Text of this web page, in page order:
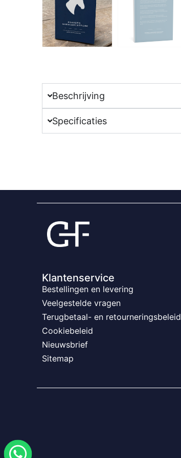
Beschrijving
Specificaties
Klantenservice
Bestellingen en levering
Veelgestelde vragen
Terugbetaal- en retourneringsbeleid
Cookiebeleid
Nieuwsbrief
Sitemap